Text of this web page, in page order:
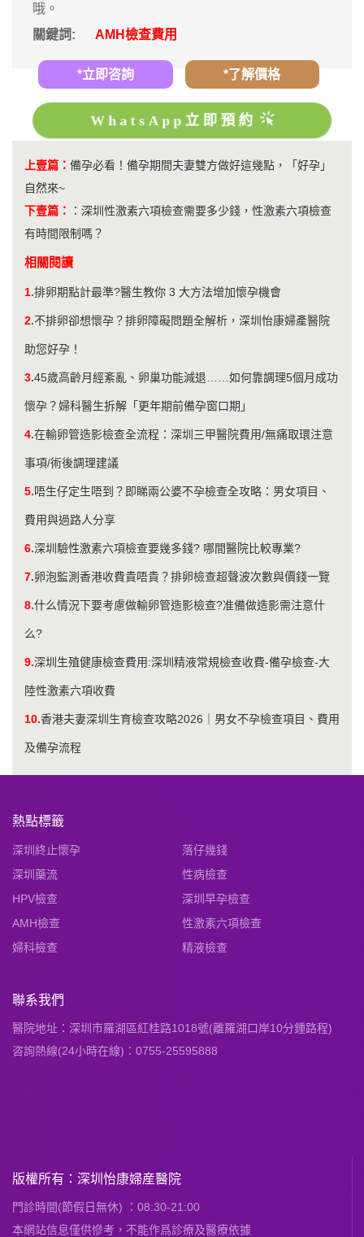
哦。
關鍵詞:
AMH檢查費用
*立即咨詢 *了解價格
WhatsApp立即預約
上壹篇： 備孕必看！備孕期間夫妻雙方做好這幾點，「好孕」
自然來~
下壹篇：
： ​深圳性激素六項檢查需要多少錢，性激素六項檢查
有時間限制嗎？
相關閱讀
1.排卵期點計最準?醫生教你 3 大方法增加懷孕機會
2.不排卵卻想懷孕？排卵障礙問題全解析，深圳怡康婦產醫院
助您好孕！
3.45歲高齡月經紊亂、卵巢功能減退……如何靠調理5個月成功
懷孕？婦科醫生拆解「更年期前備孕窗口期」
4.在輸卵管造影檢查全流程：深圳三甲醫院費用/無痛取環注意
事項/術後調理建議
5.唔生仔定生唔到？即睇兩公婆不孕檢查全攻略：男女項目、
費用與過路人分享
6.深圳驗性激素六項檢查要幾多錢? 哪間醫院比較專業?
7.卵泡監測香港收費貴唔貴？排卵檢查超聲波次數與價錢一覽
8.什么情況下要考慮做輸卵管造影檢查?准備做造影需注意什
么?
9.​深圳生殖健康檢查費用:深圳精液常規檢查收費-備孕檢查-大
陸性激素六項收費
10.香港夫妻深圳生育檢查攻略2026｜男女不孕檢查項目、費用
及備孕流程
熱點標籤
深圳終止懷孕
落仔幾錢
深圳藥流
性病檢查
HPV檢查
深圳早孕檢查
AMH檢查
性激素六項檢查
婦科檢查
精液檢查
聯系我們
醫院地址：深圳市羅湖區紅桂路1018號(離羅湖口岸10分鍾路程)
咨詢熱線(24小時在線)：0755-25595888
版權所有：深圳怡康婦産醫院
門診時間(節假日無休) ：08:30-21:00
本網站信息僅供慘考，不能作爲診療及醫療依據